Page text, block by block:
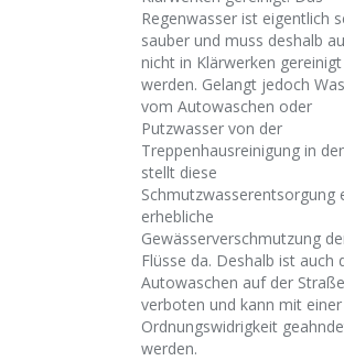
Regenwasser ist eigentlich
sauber und muss deshalb
nicht in Klärwerken gereinigt
werden. Gelangt jedoch
vom Autowaschen oder
Putzwasser von der
Treppenhausreinigung in
stellt diese
Schmutzwasserentsorgung
erhebliche
Gewässerverschmutzung
Flüsse da. Deshalb ist auch
Autowaschen auf der Straße
verboten und kann mit einer
Ordnungswidrigkeit
werden.